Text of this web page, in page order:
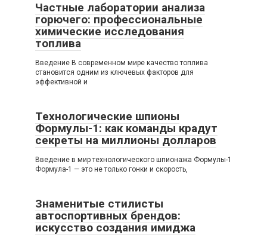
Частные лаборатории анализа
горючего: профессиональные
химические исследования
топлива
Введение В современном мире качество топлива
становится одним из ключевых факторов для
эффективной и
Технологические шпионы
Формулы-1: как команды крадут
секреты на миллионы долларов
Введение в мир технологического шпионажа Формулы-1
Формула-1 — это не только гонки и скорость,
Знаменитые стилисты
автоспортивных брендов:
искусство создания имиджа